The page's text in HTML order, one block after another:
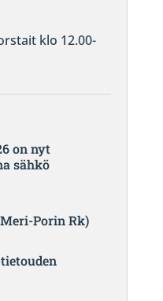
klo 12.00-
on nyt
sähkö
Porin Rk)